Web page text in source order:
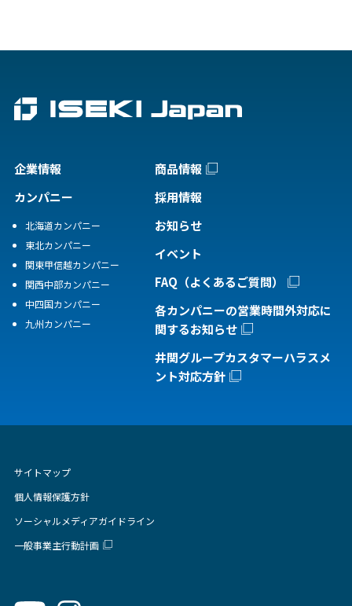
企業情報
カンパニー
北海道カンパニー
東北カンパニー
関東甲信越カンパニー
関西中部カンパニー
中四国カンパニー
九州カンパニー
商品情報
採用情報
お知らせ
イベント
FAQ（よくあるご質問）
各カンパニーの営業時間外対応に
関するお知らせ
井関グループカスタマーハラスメ
ント対応方針
サイトマップ
個人情報保護方針
ソーシャルメディアガイドライン
一般事業主行動計画